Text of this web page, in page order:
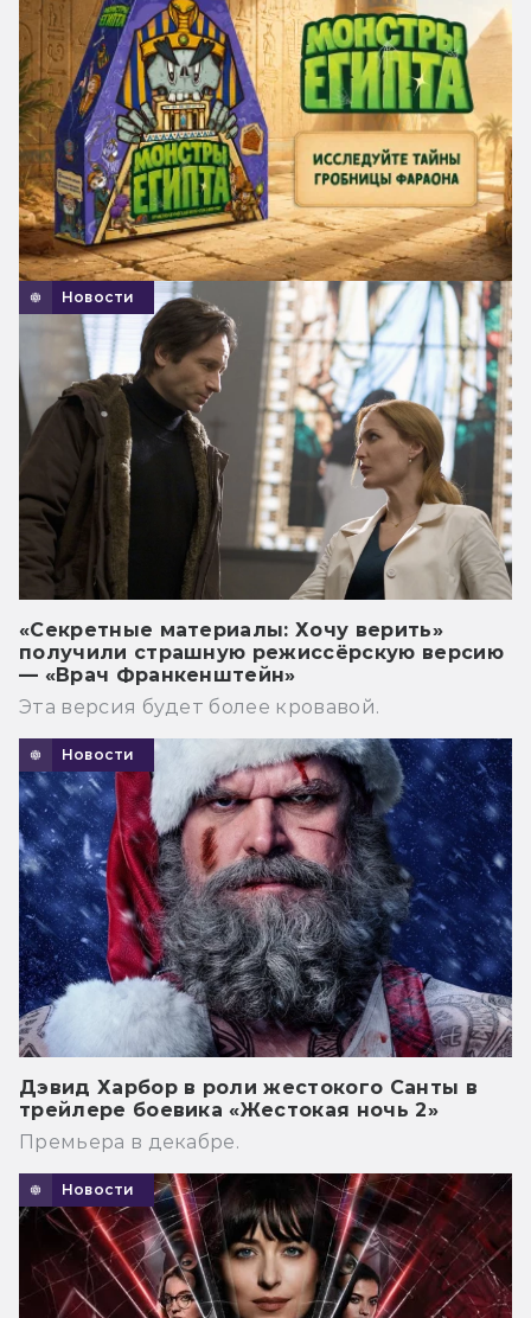
Новости
«Секретные материалы: Хочу верить»
получили страшную режиссёрскую версию
— «Врач Франкенштейн»
Эта версия будет более кровавой.
Новости
Дэвид Харбор в роли жестокого Санты в
трейлере боевика «Жестокая ночь 2»
Премьера в декабре.
Новости